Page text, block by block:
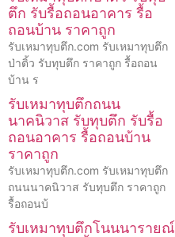
ตึก รับรื้อถอนอาคาร รื้อ
ถอนบ้าน ราคาถูก
รับเหมาทุบตึก.com รับเหมาทุบตึก
ป่าติ้ว รับทุบตึก ราคาถูก รื้อถอน
บ้าน ร
รับเหมาทุบตึกถนน
นาคนิวาส รับทุบตึก รับรื้อ
ถอนอาคาร รื้อถอนบ้าน
ราคาถูก
รับเหมาทุบตึก.com รับเหมาทุบตึก
ถนนนาคนิวาส รับทุบตึก ราคาถูก
รื้อถอนบ้
รับเหมาทุบตึกโนนนารายณ์